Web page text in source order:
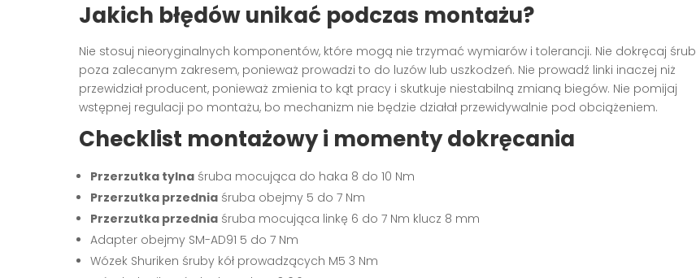
Jakich błędów unikać podczas montażu?
Nie stosuj nieoryginalnych komponentów, które mogą nie trzymać wymiarów i tolerancji. Nie dokręcaj śrub
poza zalecanym zakresem, ponieważ prowadzi to do luzów lub uszkodzeń. Nie prowadź linki inaczej niż
przewidział producent, ponieważ zmienia to kąt pracy i skutkuje niestabilną zmianą biegów. Nie pomijaj
wstępnej regulacji po montażu, bo mechanizm nie będzie działał przewidywalnie pod obciążeniem.
Checklist montażowy i momenty dokręcania
Przerzutka tylna śruba mocująca do haka 8 do 10 Nm
Przerzutka przednia śruba obejmy 5 do 7 Nm
Przerzutka przednia śruba mocująca linkę 6 do 7 Nm klucz 8 mm
Adapter obejmy SM-AD91 5 do 7 Nm
Wózek Shuriken śruby kół prowadzących M5 3 Nm